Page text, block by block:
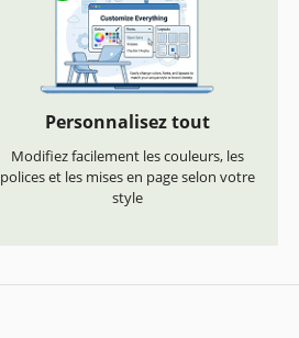
Personnalisez tout
Modifiez facilement les couleurs, les
polices et les mises en page selon votre
style